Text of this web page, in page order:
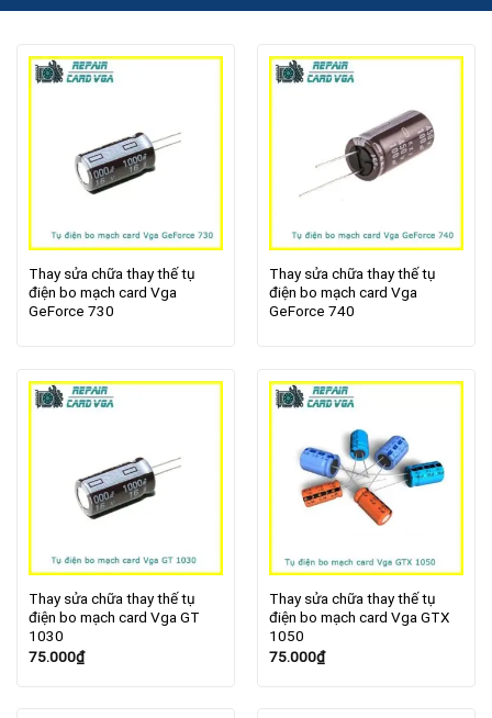
Thay sửa chữa thay thế tụ
điện bo mạch card Vga
GeForce 730
Thay sửa chữa thay thế tụ
điện bo mạch card Vga
GeForce 740
Thay sửa chữa thay thế tụ
điện bo mạch card Vga GT
1030
75.000₫
Thay sửa chữa thay thế tụ
điện bo mạch card Vga GTX
1050
75.000₫